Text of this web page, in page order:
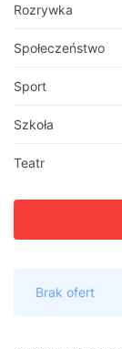
Rozrywka
Społeczeństwo
Sport
Szkoła
Teatr